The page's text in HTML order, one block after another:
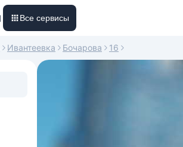
Все сервисы
Ивантеевка Бочарова 16